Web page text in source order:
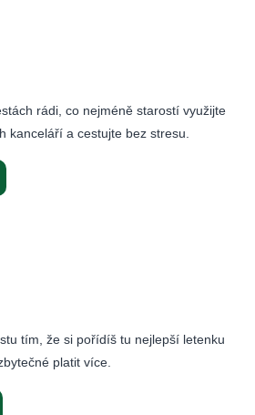
rádi, co nejméně starostí využijte
kanceláří a cestujte bez stresu.
tím, že si pořídíš tu nejlepší letenku
platit více.